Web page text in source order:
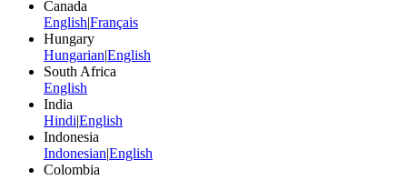
Canada
English|Français
Hungary
Hungarian|English
South Africa
English
India
Hindi|English
Indonesia
Indonesian|English
Colombia